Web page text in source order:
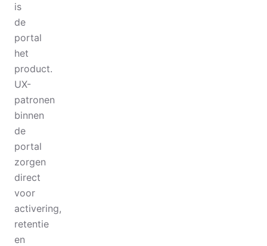
is
de
portal
het
product.
UX-
patronen
binnen
de
portal
zorgen
direct
voor
activering,
retentie
en